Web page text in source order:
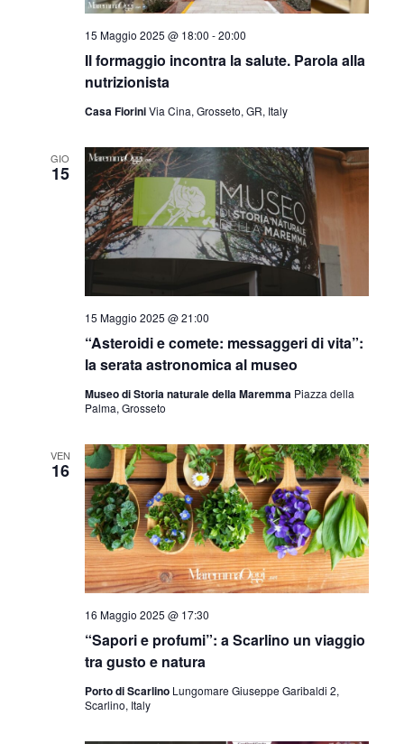
Il formaggio incontra la salute. Parola alla
nutrizionista
15 Maggio 2025 @ 18:00 -20:00
Casa FioriniVia Cina, Grosseto, GR, Italy
GIO
15
“Asteroidi e comete: messaggeri di vita”:
la serata astronomica al museo
15 Maggio 2025 @ 21:00
Museo di Storia naturale della Maremma Piazza della
Palma, Grosseto
VEN
16
“Sapori e profumi”: a Scarlino un viaggio
tra gusto e natura
16 Maggio 2025 @ 17:30
Porto di Scarlino Lungomare Giuseppe Garibaldi 2,
Scarlino, Italy